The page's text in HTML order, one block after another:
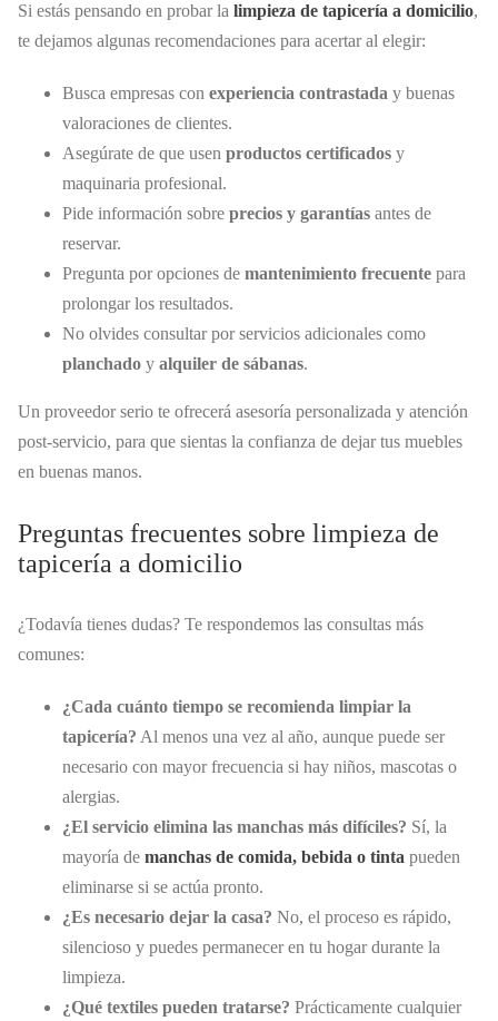
Si estás pensando en probar la limpieza de tapicería a domicilio,
te dejamos algunas recomendaciones para acertar al elegir:
Busca empresas con experiencia contrastada y buenas
valoraciones de clientes.
Asegúrate de que usen productos certificados y
maquinaria profesional.
Pide información sobre precios y garantías antes de
reservar.
Pregunta por opciones de mantenimiento frecuente para
prolongar los resultados.
No olvides consultar por servicios adicionales como
planchado y alquiler de sábanas.
Un proveedor serio te ofrecerá asesoría personalizada y atención
post-servicio, para que sientas la confianza de dejar tus muebles
en buenas manos.
Preguntas frecuentes sobre limpieza de
tapicería a domicilio
¿Todavía tienes dudas? Te respondemos las consultas más
comunes:
¿Cada cuánto tiempo se recomienda limpiar la
tapicería? Al menos una vez al año, aunque puede ser
necesario con mayor frecuencia si hay niños, mascotas o
alergias.
¿El servicio elimina las manchas más difíciles? Sí, la
mayoría de manchas de comida, bebida o tinta pueden
eliminarse si se actúa pronto.
¿Es necesario dejar la casa? No, el proceso es rápido,
silencioso y puedes permanecer en tu hogar durante la
limpieza.
¿Qué textiles pueden tratarse? Prácticamente cualquier